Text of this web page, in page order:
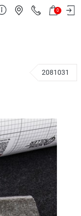
0
2081031